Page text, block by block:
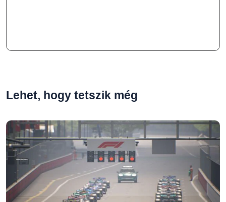
Lehet, hogy tetszik még